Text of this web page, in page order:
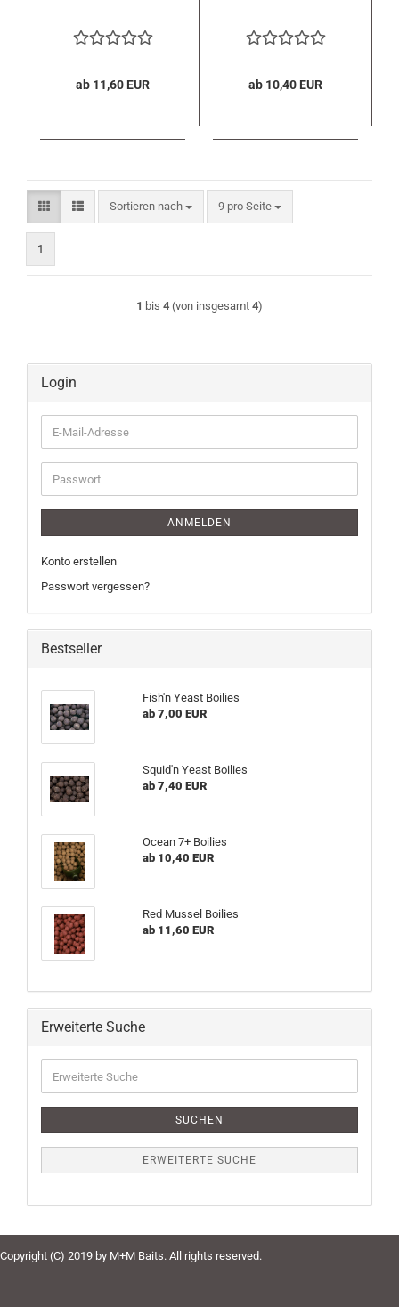
ab 11,60 EUR ab 10,40 EUR
Sortieren nach
Sortieren nach 9 pro Seite
pro Seite
1
1 bis 4 (von insgesamt 4)
Login
E-
Mail-
Adresse
Passwort
ANMELDEN
Konto erstellen
Passwort vergessen?
Bestseller
Fish'n Yeast Boilies
ab 7,00 EUR
Squid'n Yeast Boilies
ab 7,40 EUR
Ocean 7+ Boilies
ab 10,40 EUR
Red Mussel Boilies
ab 11,60 EUR
Erweiterte Suche
Suche
SUCHEN
ERWEITERTE SUCHE
Copyright (C) 2019 by M+M Baits. All rights reserved.